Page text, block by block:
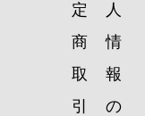
定
商
取
引
人
情
報
の